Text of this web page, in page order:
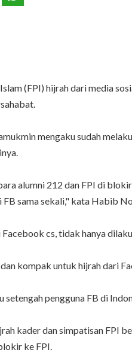
(FPI) hijrah dari media
mengaku sudah
alumni 212 dan FPI di
sama sekali," kata Habib
cs, tidak hanya
kompak untuk hijrah dari
setengah pengguna FB di
kader dan simpatisan FPI
ke FPI.